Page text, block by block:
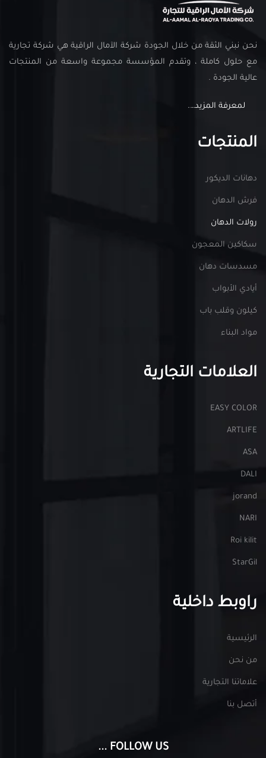
نحن نبني الثقة من خلال الجودة شركة الآمال الراقية هي شركة تجارية
مع حلول كاملة ، وتقدم المؤسسة مجموعة واسعة من المنتجات
عالية الجودة .
لمعرفة المزيد….
المنتجات
دهانات الديكور
فرش الدهان
رولات الدهان
سكاكين المعجون
مسدسات دهان
أيادي الأبواب
كيلون وقلب باب
مواد البناء
العلامات التجارية
EASY COLOR
ARTLIFE
ASA
DALI
jorand
NARI
Roi kilit
StarGil
راوبط داخلية
الرئيسية
من نحن
علاماتنا التجارية
أتصل بنا
FOLLOW US ...